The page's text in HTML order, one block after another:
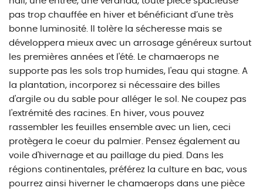
pas trop chauffée en hiver et bénéficiant d’une très
bonne luminosité. Il tolère la sécheresse mais se
développera mieux avec un arrosage généreux surtout
les premières années et l'été. Le chamaerops ne
supporte pas les sols trop humides, l'eau qui stagne. A
la plantation, incorporez si nécessaire des billes
d'argile ou du sable pour alléger le sol. Ne coupez pas
l'extrémité des racines. En hiver, vous pouvez
rassembler les feuilles ensemble avec un lien, ceci
protègera le coeur du palmier. Pensez également au
voile d'hivernage et au paillage du pied. Dans les
régions continentales, préférez la culture en bac, vous
pourrez ainsi hiverner le chamaerops dans une pièce